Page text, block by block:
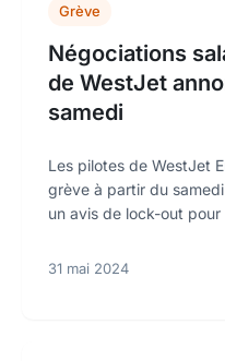
Grève
Négociations
de WestJet
samedi
Les pilotes de WestJet
grève à partir du
un avis de lock-out pour
31 mai 2024